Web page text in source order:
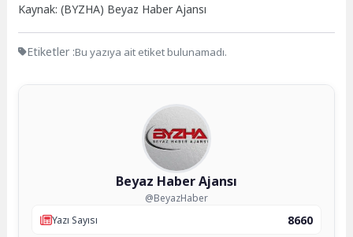
Kaynak: (BYZHA) Beyaz Haber Ajansı
Etiketler :Bu yazıya ait etiket bulunamadı.
Beyaz Haber Ajansı
@BeyazHaber
Yazı Sayısı
8660